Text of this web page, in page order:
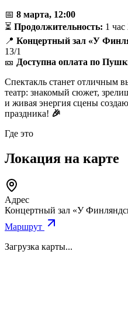
📅 8 марта, 12:00
⏳ Продолжительность: 1
📍 Концертный зал «У
13/1
🎫 Доступна оплата по
Спектакль станет отличным
театр: знакомый сюжет,
и живая энергия сцены
праздника! 🎉
Где это
Локация на карте
Адрес
Концертный зал «У
Маршрут
Загрузка карты...